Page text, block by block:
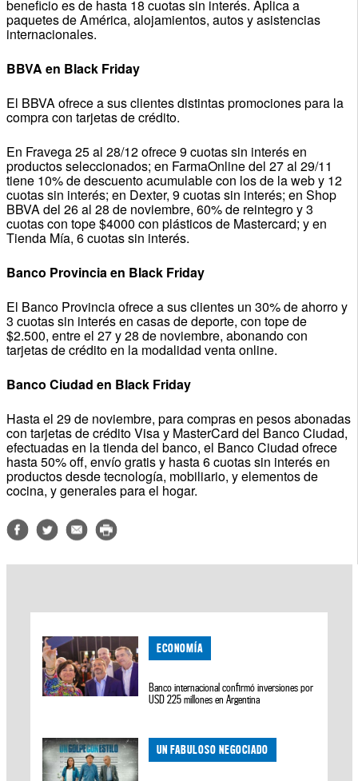
beneficio es de hasta 18 cuotas sin interés. Aplica a
paquetes de América, alojamientos, autos y asistencias
internacionales.
BBVA en Black Friday
El BBVA ofrece a sus clientes distintas promociones para la
compra con tarjetas de crédito.
En Fravega 25 al 28/12 ofrece 9 cuotas sin interés en
productos seleccionados; en FarmaOnline del 27 al 29/11
tiene 10% de descuento acumulable con los de la web y 12
cuotas sin interés; en Dexter, 9 cuotas sin interés; en Shop
BBVA del 26 al 28 de noviembre, 60% de reintegro y 3
cuotas con tope $4000 con plásticos de Mastercard; y en
Tienda Mía, 6 cuotas sin interés.
Banco Provincia en Black Friday
El Banco Provincia ofrece a sus clientes un 30% de ahorro y
3 cuotas sin interés en casas de deporte, con tope de
$2.500, entre el 27 y 28 de noviembre, abonando con
tarjetas de crédito en la modalidad venta online.
Banco Ciudad en Black Friday
Hasta el 29 de noviembre, para compras en pesos abonadas
con tarjetas de crédito Visa y MasterCard del Banco Ciudad,
efectuadas en la tienda del banco, el Banco Ciudad ofrece
hasta 50% off, envío gratis y hasta 6 cuotas sin interés en
productos desde tecnología, mobiliario, y elementos de
cocina, y generales para el hogar.
ECONOMÍA
Banco internacional confirmó inversiones por
USD 225 millones en Argentina
UN FABULOSO NEGOCIADO